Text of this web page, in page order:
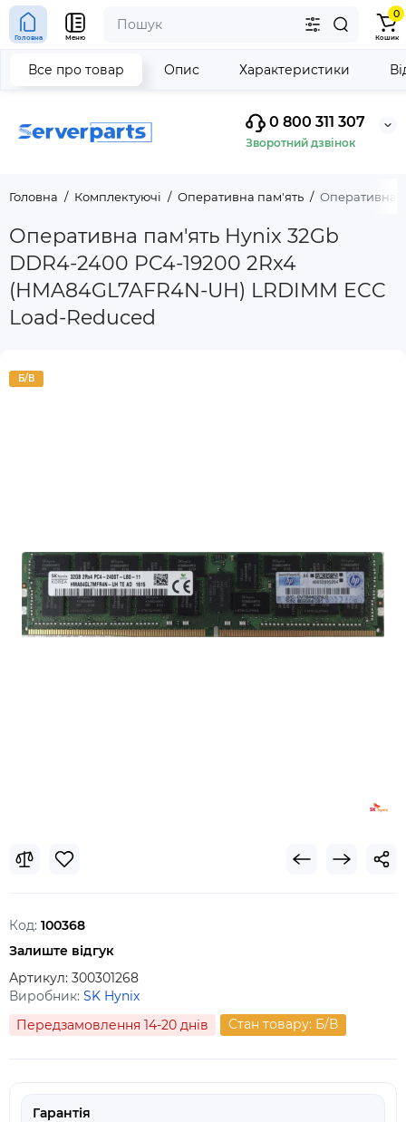
0 800 311 307
Зворотний дзвінок
Головна Меню
0
Кошик
Головна Комплектуючі Оперативна пам'ять Оперативна
Оперативна пам'ять Hynix 32Gb
DDR4-2400 PC4-19200 2Rx4
(HMA84GL7AFR4N-UH) LRDIMM ECC
Load-Reduced
Все про товар Опис Характеристики
Б/В
Код: 100368
Залиште відгук
Артикул: 300301268
Виробник: SK Hynix
Передзамовлення 14-20 днів
Стан товару: Б/В
Гарантія